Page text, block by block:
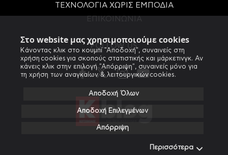
Στο website μας χρησιμοποιούμε cookies
Κάνοντας κλικ στο κουμπί "Αποδοχή", συναινείς στη
χρήση cookies για σκοπούς στατιστικής και μάρκετινγκ. Αν
κάνεις κλικ στην επιλογή "Απόρριψη", συναινείς μόνο για
τη χρήση των αναγκαίων & λειτουργικών cookies.
Αποδοχή Όλων
Αποδοχή Επιλεγμένων
Απόρριψη
Περισσότερα
ΤΕΧΝΟΛΟΓΙΑ ΧΩΡΙΣ ΕΜΠΟΔΙΑ
FOLLOW US